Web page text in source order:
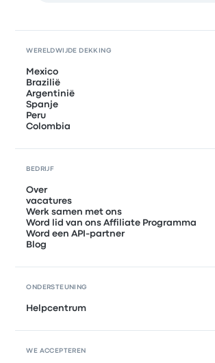
WERELDWIJDE DEKKING
Mexico
Brazilië
Argentinië
Spanje
Peru
Colombia
BEDRIJF
Over
vacatures
Werk samen met ons
Word lid van ons Affiliate Programma
Word een API-partner
Blog
ONDERSTEUNING
Helpcentrum
WE ACCEPTEREN